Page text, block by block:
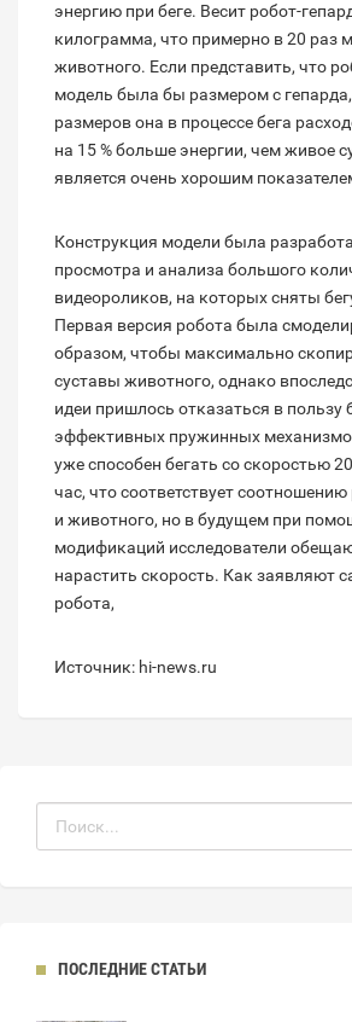
энергию при беге. Весит робот-
килограмма, что примерно в 20 раз
животного. Если представить, что
модель была бы размером с
размеров она в процессе бега
на 15 % больше энергии, чем живое
является очень хорошим
Конструкция модели была
просмотра и анализа большого
видеороликов, на которых сняты
Первая версия робота была
образом, чтобы максимально
суставы животного, однако
идеи пришлось отказаться в пользу
эффективных пружинных
уже способен бегать со скоростью
час, что соответствует
и животного, но в будущем при
модификаций исследователи
нарастить скорость. Как заявляют
робота,
Источник: hi-news.ru
ПОСЛЕДНИЕ СТАТЬИ